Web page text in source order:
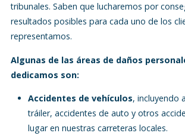
tribunales. Saben que lucharemos por
resultados posibles para cada uno de los
representamos.
Algunas de las áreas de daños
dedicamos son:
Accidentes de vehículos, incluyendo
tráiler, accidentes de auto y otros
lugar en nuestras carreteras locales.